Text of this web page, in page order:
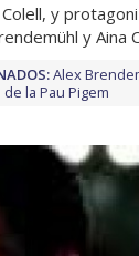
y
y Aina
Alex
de la Pau Pigem